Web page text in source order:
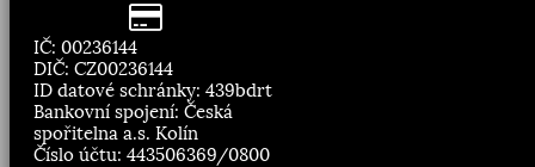
IČ: 00236144
DIČ: CZ00236144
ID datové schránky: 439bdrt
Bankovní spojení: Česká
spořitelna a.s. Kolín
Číslo účtu: 443506369/0800